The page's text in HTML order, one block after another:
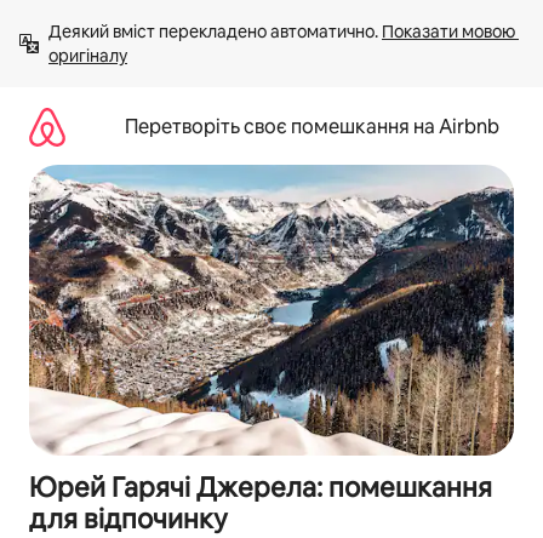
вмісту
Деякий вміст перекладено автоматично. Показати мовою
оригіналу
Перетворіть своє помешкання на Airbnb
Юрей Гарячі Джерела: помешкання
для відпочинку